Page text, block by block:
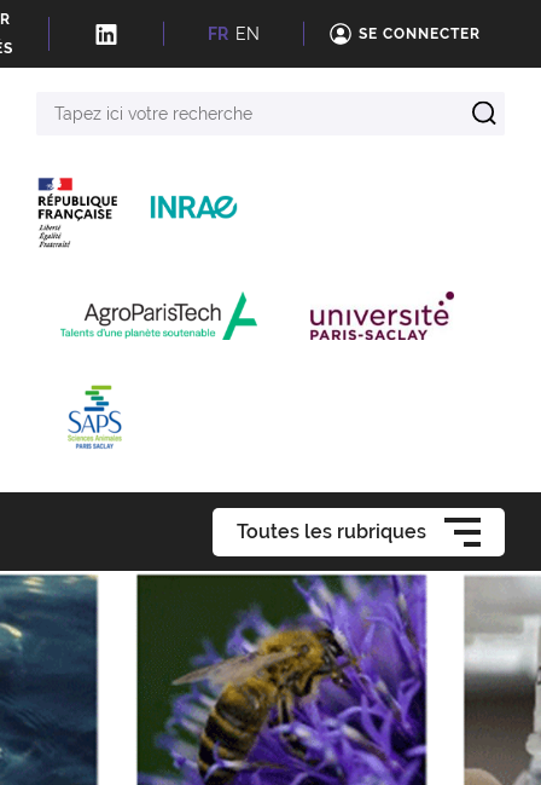
FR EN SE CONNECTER
Toutes les rubriques